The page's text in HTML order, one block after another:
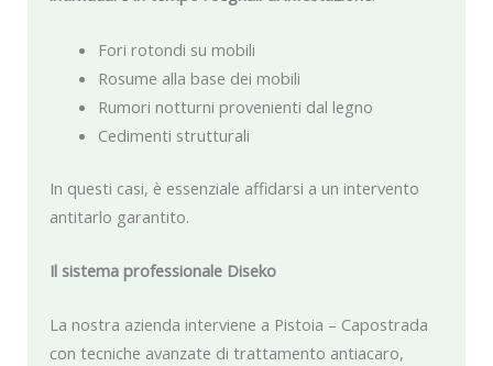
Fori rotondi su mobili
Rosume alla base dei mobili
Rumori notturni provenienti dal legno
Cedimenti strutturali
In questi casi, è essenziale affidarsi a un intervento
antitarlo garantito.
Il sistema professionale Diseko
La nostra azienda interviene a Pistoia – Capostrada
con tecniche avanzate di trattamento antiacaro,